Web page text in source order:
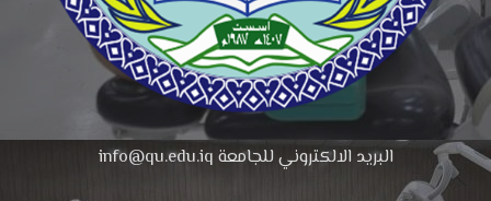
البريد الالكتروني للجامعة info@qu.edu.iq